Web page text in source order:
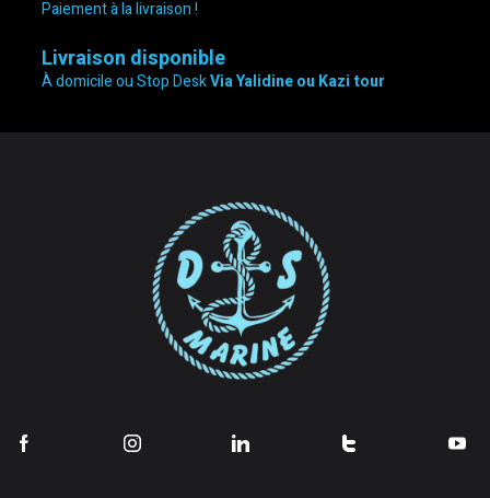
Paiement à la livraison !
Livraison disponible
À domicile ou Stop DeskVia Yalidine ou Kazi tour